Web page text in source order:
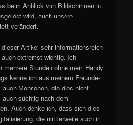
beim Anblick von Bildschirmen in
wird, auch unsere
verändert.
Artikel sehr informationsreich
auch extremst wichtig. Ich
mehrere Stunden ohne mein Handy
kenne ich aus meinem Freunde-
auch Menschen, die dies nicht
auch süchtig nach dem
Auch denke ich, dass sich dies
die mittlerweile auch in